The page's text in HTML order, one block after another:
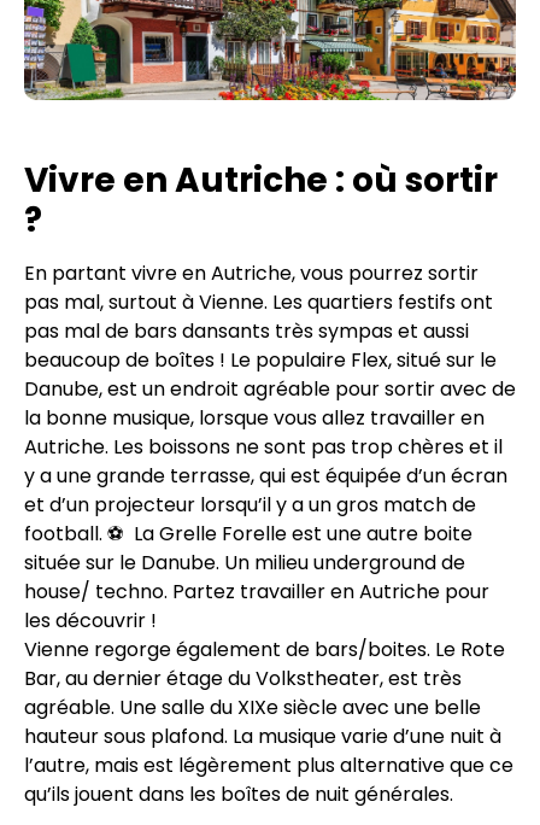
Vivre en Autriche : où sortir
?
En partant vivre en Autriche, vous pourrez sortir
pas mal, surtout à Vienne. Les quartiers festifs ont
pas mal de bars dansants très sympas et aussi
beaucoup de boîtes ! Le populaire Flex, situé sur le
Danube, est un endroit agréable pour sortir avec de
la bonne musique, lorsque vous allez travailler en
Autriche. Les boissons ne sont pas trop chères et il
y a une grande terrasse, qui est équipée d’un écran
et d’un projecteur lorsqu’il y a un gros match de
football. ⚽️ La Grelle Forelle est une autre boite
située sur le Danube. Un milieu underground de
house/ techno. Partez travailler en Autriche pour
les découvrir !
Vienne regorge également de bars/boites. Le Rote
Bar, au dernier étage du Volkstheater, est très
agréable. Une salle du XIXe siècle avec une belle
hauteur sous plafond. La musique varie d’une nuit à
l’autre, mais est légèrement plus alternative que ce
qu’ils jouent dans les boîtes de nuit générales.